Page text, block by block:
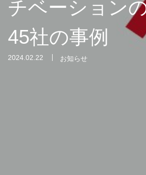
チベーション
45社の事例
2024.02.22 お知らせ